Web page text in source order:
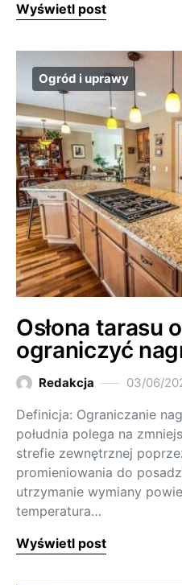
Wyświetl post
Ogród i uprawy
Osłona tarasu
ograniczyć
Redakcja 03/06/
Definicja: Ograniczanie
południa polega na
strefie zewnętrznej
promieniowania do
utrzymanie wymiany
temperatura…
Wyświetl post